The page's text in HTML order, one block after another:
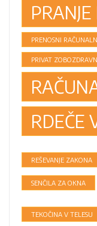
PRENOSNI
PRIVAT
RDEČE
REŠEVANJE ZAKONA
SENČILA ZA OKNA
TEKOČINA V TELESU